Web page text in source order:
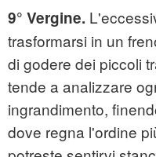
9° Vergine.
trasformarsi in un
di godere dei piccoli
tende a analizzare
ingrandimento,
dove regna l'ordine